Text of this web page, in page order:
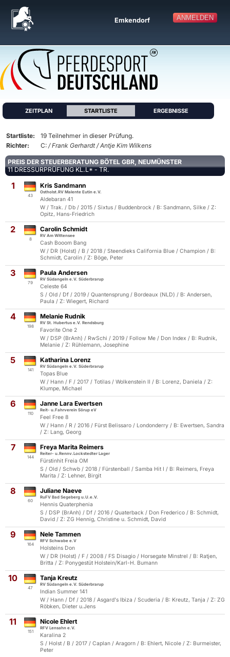
ANMELDEN
Emkendorf
ZEITPLAN STARTLISTE ERGEBNISSE
Startliste:
19 Teilnehmer in dieser Prüfung.
Richter:
C: / Frank Gerhardt / Antje Kim Wilkens
PREIS DER STEUERBERATUNG BÖTEL GBR, NEUMÜNSTER
11 DRESSURPRÜFUNG KL.L* - TR.
1
43
Kris Sandmann
Ostholst.RV Malente Eutin e.V.
Aldebaran 41
W / Trak. / Db / 2015 / Sixtus / Buddenbrock / B: Sandmann, Silke / Z:
Opitz, Hans-Friedrich
2
8
Carolin Schmidt
RV Am Wittensee
Cash Booom Bang
W / DR (Holst) / B / 2018 / Steendieks California Blue / Champion / B:
Schmidt, Carolin / Z: Böge, Peter
3
79
Paula Andersen
RV Südangeln e.V. Süderbrarup
Celeste 64
S / Old / Df / 2019 / Quantensprung / Bordeaux (NLD) / B: Andersen,
Paula / Z: Wiegert, Richard
4
198
Melanie Rudnik
RV St. Hubertus e.V. Rendsburg
Favorite One 2
W / DSP (BrAnh) / RwSchi / 2019 / Follow Me / Don Index / B: Rudnik,
Melanie / Z: Rühlemann, Josephine
5
141
Katharina Lorenz
RV Südangeln e.V. Süderbrarup
Topas Blue
W / Hann / F / 2017 / Totilas / Wolkenstein II / B: Lorenz, Daniela / Z:
Klumpe, Michael
6
110
Janne Lara Ewertsen
Reit- u.Fahrverein Sörup eV
Feel Free 8
W / Hann / R / 2016 / Fürst Belissaro / Londonderry / B: Ewertsen, Sandra
/ Z: Lang, Georg
7
144
Freya Marita Reimers
Reiter- u.Rennv.Lockstedter Lager
Fürstinhit Freia OM
S / Old / Schwb / 2018 / Fürstenball / Samba Hit I / B: Reimers, Freya
Marita / Z: Lehner, Birgit
8
60
Juliane Naeve
RuFV Bad Segeberg u.U.e.V.
Hennis Quaterphenia
S / DSP (BrAnh) / Df / 2016 / Quaterback / Don Frederico / B: Schmidt,
David / Z: ZG Hennig, Christine u. Schmidt, David
9
164
Nele Tammen
RFV Schwabe e.V
Holsteins Don
W / DR (Holst) / F / 2008 / FS Disagio / Horsegate Minstrel / B: Ratjen,
Britta / Z: Ponygestüt Holstein/Karl-H. Bumann
10
47
Tanja Kreutz
RV Südangeln e.V. Süderbrarup
Indian Summer 141
W / Hann / Df / 2018 / Asgard's Ibiza / Scuderia / B: Kreutz, Tanja / Z: ZG
Röbken, Dieter u.Jens
11
151
Nicole Ehlert
RFV Lensahn e.V.
Karalina 2
S / Holst / B / 2017 / Caplan / Aragorn / B: Ehlert, Nicole / Z: Burmeister,
Peter